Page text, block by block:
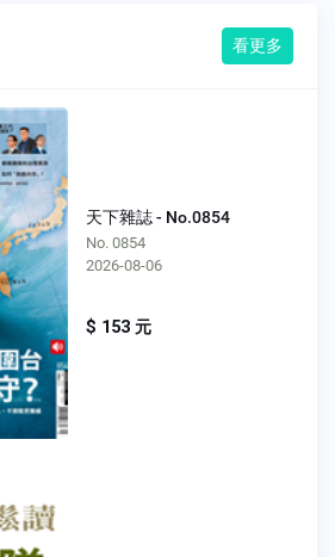
看更多
天下雜誌 - No.0854
No. 0854
2026-08-06
$ 153 元